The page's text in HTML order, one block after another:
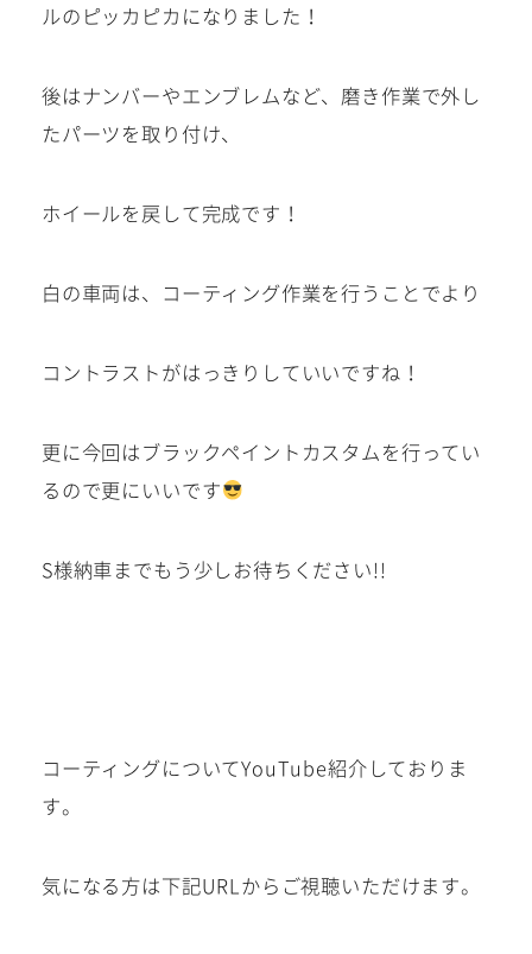
ルのピッカピカになりました！
後はナンバーやエンブレムなど、磨き作業で外し
たパーツを取り付け、
ホイールを戻して完成です！
白の車両は、コーティング作業を行うことでより
コントラストがはっきりしていいですね！
更に今回はブラックペイントカスタムを行ってい
るので更にいいです
S様納車までもう少しお待ちください!!
コーティングについてYouTube紹介しておりま
す。
気になる方は下記URLからご視聴いただけます。